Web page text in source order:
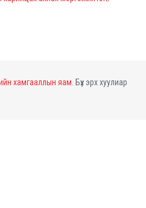
хамгааллын яам. Бүх эрх хуулиар